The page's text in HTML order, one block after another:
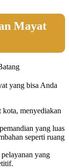
Mayat
yang bisa Anda
kota, menyediakan
yang luas
seperti ruang
yang